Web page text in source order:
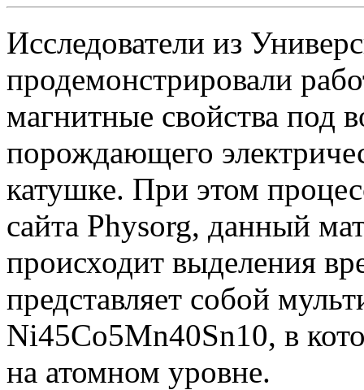
Исследователи из
продемонстрировали
магнитные свойства под
порождающего
катушке. При этом
сайта Physorg, данный
происходит выделения
представляет собой
Ni45Co5Mn40Sn10, в
на атомном уровне.